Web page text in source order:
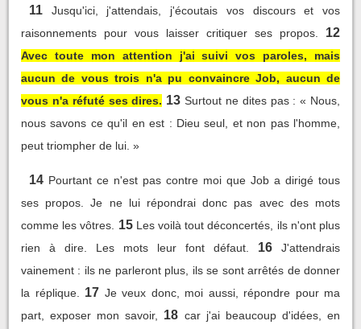
11
Jusqu'ici, j'attendais, j'écoutais vos discours et vos
raisonnements pour vous laisser critiquer ses propos.
12
Avec toute mon attention j'ai suivi vos paroles, mais
aucun de vous trois n'a pu convaincre Job, aucun de
vous n'a réfuté ses dires. 13 Surtout ne dites pas : « Nous,
nous savons ce qu'il en est : Dieu seul, et non pas l'homme,
peut triompher de lui. »
14 Pourtant ce n'est pas contre moi que Job a dirigé tous
ses propos. Je ne lui répondrai donc pas avec des mots
comme les vôtres.
15 Les voilà tout déconcertés, ils n'ont plus
rien à dire. Les mots leur font défaut.
16
J'attendrais
vainement : ils ne parleront plus, ils se sont arrêtés de donner
la réplique.
17 Je veux donc, moi aussi, répondre pour ma
part, exposer mon savoir,
18 car j'ai beaucoup d'idées, en